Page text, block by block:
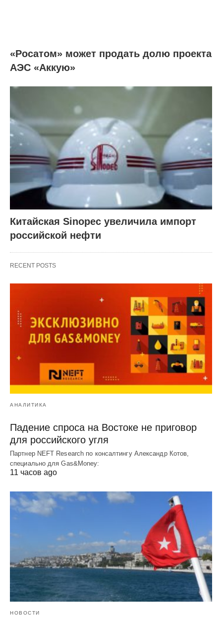
«Росатом» может продать долю проекта
АЭС «Аккую»
Китайская Sinopec увеличила импорт
российской нефти
RECENT POSTS
АНАЛИТИКА
Падение спроса на Востоке не приговор
для российского угля
Партнер NEFT Research по консалтингу Александр Котов,
специально для Gas&Money:
11 часов ago
НОВОСТИ